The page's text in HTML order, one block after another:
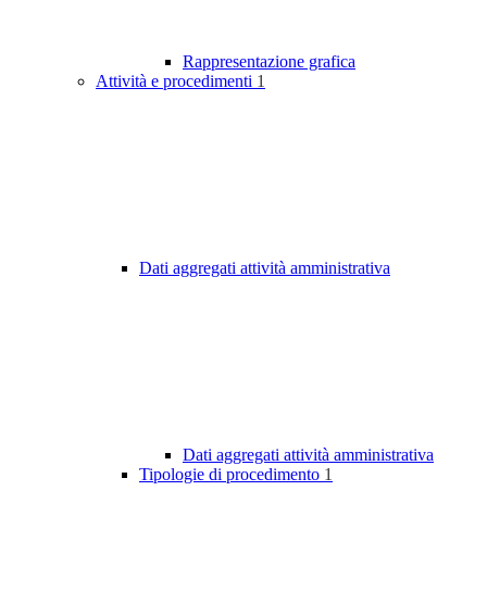
Rappresentazione grafica
Attività e procedimenti 1
Dati aggregati attività amministrativa
Dati aggregati attività amministrativa
Tipologie di procedimento 1